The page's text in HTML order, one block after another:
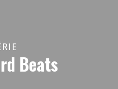
Beats